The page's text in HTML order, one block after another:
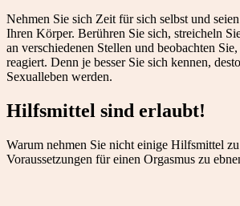
Nehmen Sie sich Zeit für sich selbst und
Ihren Körper. Berühren Sie sich, streicheln
an verschiedenen Stellen und beobachten
reagiert. Denn je besser Sie sich kennen,
Sexualleben werden.
Hilfsmittel sind erlaubt!
Warum nehmen Sie nicht einige Hilfsmittel
Voraussetzungen für einen Orgasmus zu